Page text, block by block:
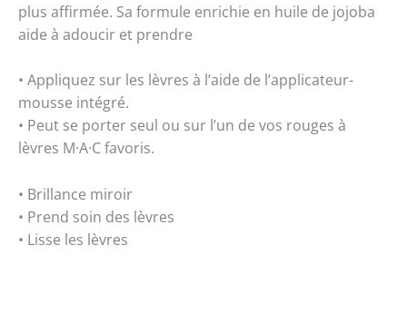
plus affirmée. Sa formule enrichie en huile de jojoba
aide à adoucir et prendre
• Appliquez sur les lèvres à l’aide de l’applicateur-
mousse intégré.
• Peut se porter seul ou sur l’un de vos rouges à
lèvres M·A·C favoris.
• Brillance miroir
• Prend soin des lèvres
• Lisse les lèvres